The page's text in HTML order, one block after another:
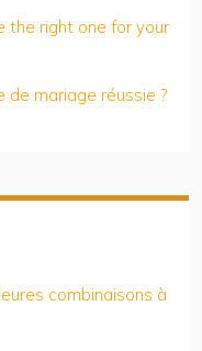
the right one for your
de mariage réussie ?
combinaisons à